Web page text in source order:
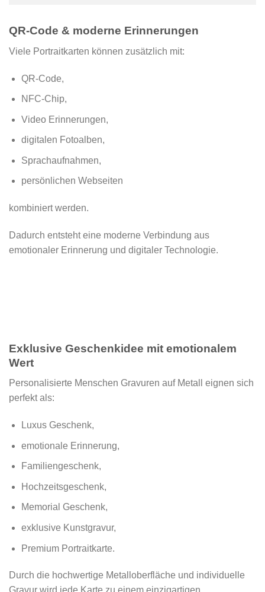
QR-Code & moderne Erinnerungen
Viele Portraitkarten können zusätzlich mit:
QR-Code,
NFC-Chip,
Video Erinnerungen,
digitalen Fotoalben,
Sprachaufnahmen,
persönlichen Webseiten
kombiniert werden.
Dadurch entsteht eine moderne Verbindung aus
emotionaler Erinnerung und digitaler Technologie.
Exklusive Geschenkidee mit emotionalem
Wert
Personalisierte Menschen Gravuren auf Metall eignen sich
perfekt als:
Luxus Geschenk,
emotionale Erinnerung,
Familiengeschenk,
Hochzeitsgeschenk,
Memorial Geschenk,
exklusive Kunstgravur,
Premium Portraitkarte.
Durch die hochwertige Metalloberfläche und individuelle